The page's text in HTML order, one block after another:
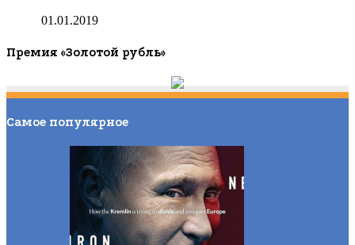
01.01.2019
Премия «Золотой рубль»
Самое популярное